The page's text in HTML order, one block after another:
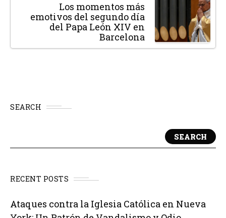
Los momentos más
emotivos del segundo día
del Papa León XIV en
Barcelona
SEARCH
SEARCH
RECENT POSTS
Ataques contra la Iglesia Católica en Nueva